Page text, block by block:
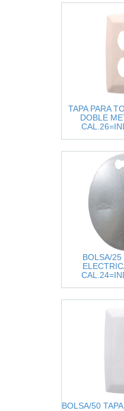
TAPA PARA
DOBLE
BOLSA/25
BOLSA/50